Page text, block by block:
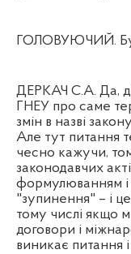
ГОЛОВУЮЧИЙ.
ДЕРКАЧ С.А. Да,
ГНЕУ про саме
змін в назві
Але тут питання
чесно кажучи,
законодавчих
формулюванням і
"зупинення" – і
тому числі якщо
договори і
виникає питання